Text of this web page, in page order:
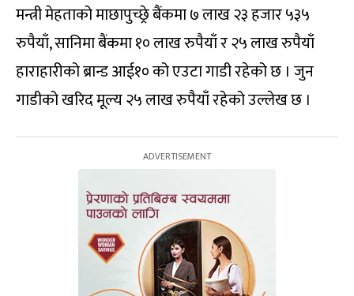
मन्त्री मेहताको माछापुच्छ्रे बैंकमा ७ लाख २३ हजार ५३५
रुपैयाँ, सानिमा बैंकमा १० लाख रुपैयाँ र २५ लाख रुपैयाँ
हाराहारीको ब्रान्ड आई१० को एउटा गाडी रहेको छ । जुन
गाडीको खरिद मूल्य २५ लाख रुपैयाँ रहेको उल्लेख छ ।